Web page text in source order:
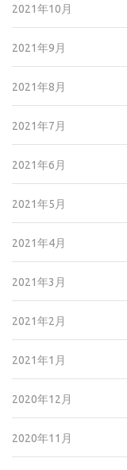
2021年10月
2021年9月
2021年8月
2021年7月
2021年6月
2021年5月
2021年4月
2021年3月
2021年2月
2021年1月
2020年12月
2020年11月